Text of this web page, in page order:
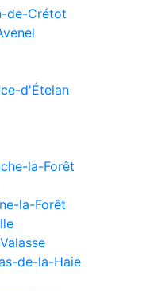
de-Crétot
d'Ételan
la-Forêt
la-Forêt
de-la-Haie